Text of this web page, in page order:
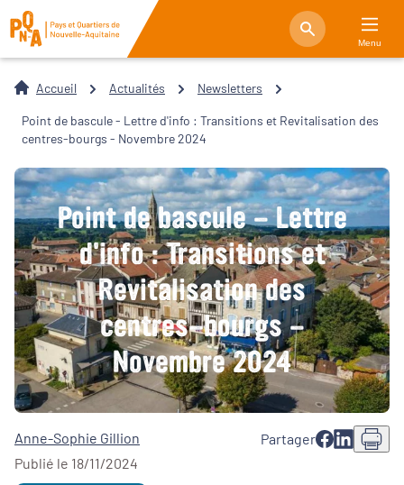
Menu
Accueil Actualités Newsletters
Point de bascule - Lettre d'info : Transitions et Revitalisation des
centres-bourgs - Novembre 2024
Point de bascule - Lettre
d'info : Transitions et
Revitalisation des
centres-bourgs -
Novembre 2024
Anne-Sophie Gillion
Publié le 18/11/2024
Partager